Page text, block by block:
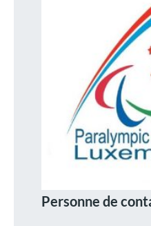
Personne de